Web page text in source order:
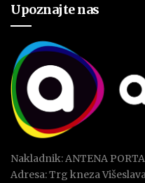
Upoznajte nas
Nakladnik: ANTENA
Adresa: Trg kneza